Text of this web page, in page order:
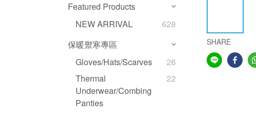
Featured Products
NEW ARRIVAL
628
保暖禦寒專區
Gloves/hats/scarves
26
Thermal
Underwear/Combing
Panties
22
SHARE